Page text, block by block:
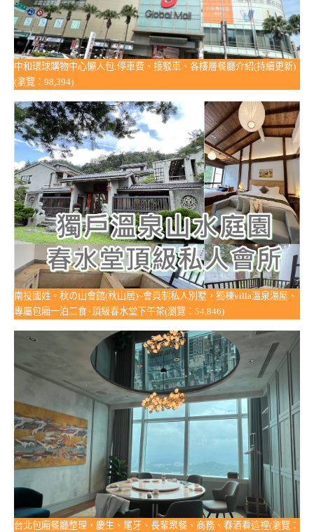
中和環球購物中心懶人包:停車費、接駁車、各樓層餐廳介紹(持續更新)
(瀏覽：98,394)
南投國姓。秋の山會館(秋山居)~會員制私人別墅，獨棟villa溫泉湯屋、
專屬包廂一泊二食+頂級春水堂下午茶(瀏覽：54,846)
台北包廂餐廳整理，慶生、尾牙、長輩聚餐、商務、春酒看這裡(瀏覽：